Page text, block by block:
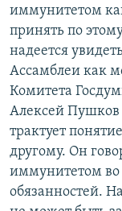
иммунитетом
принять по
надеется
Ассамблеи как
Комитета
Алексей Пушков
трактует
другому. Он
иммунитетом во
обязанностей.